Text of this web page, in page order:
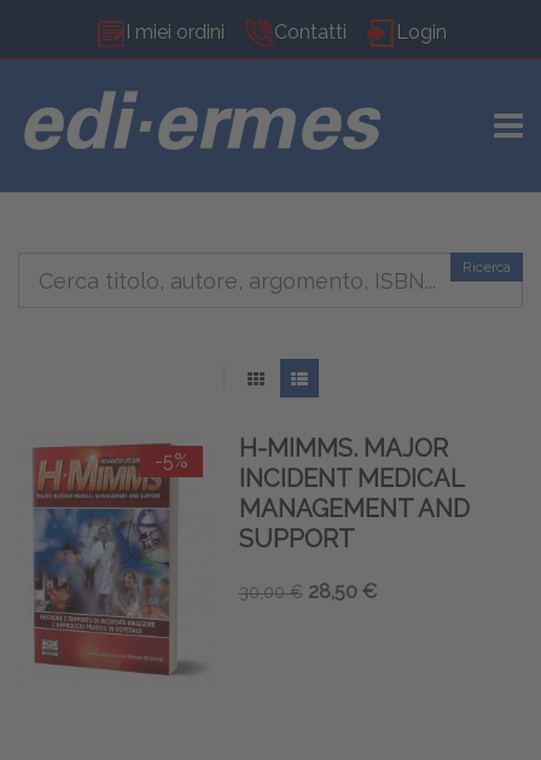
I miei ordini Contatti Login
Ricerca
-5%
H-MIMMS. MAJOR
INCIDENT MEDICAL
MANAGEMENT AND
SUPPORT
30,00 € 28,50 €